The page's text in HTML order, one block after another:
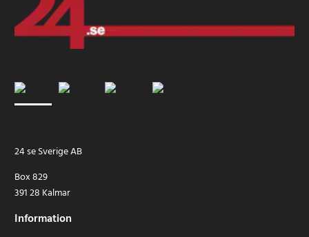
24 se Sverige AB
Box 829
391 28 Kalmar
Information